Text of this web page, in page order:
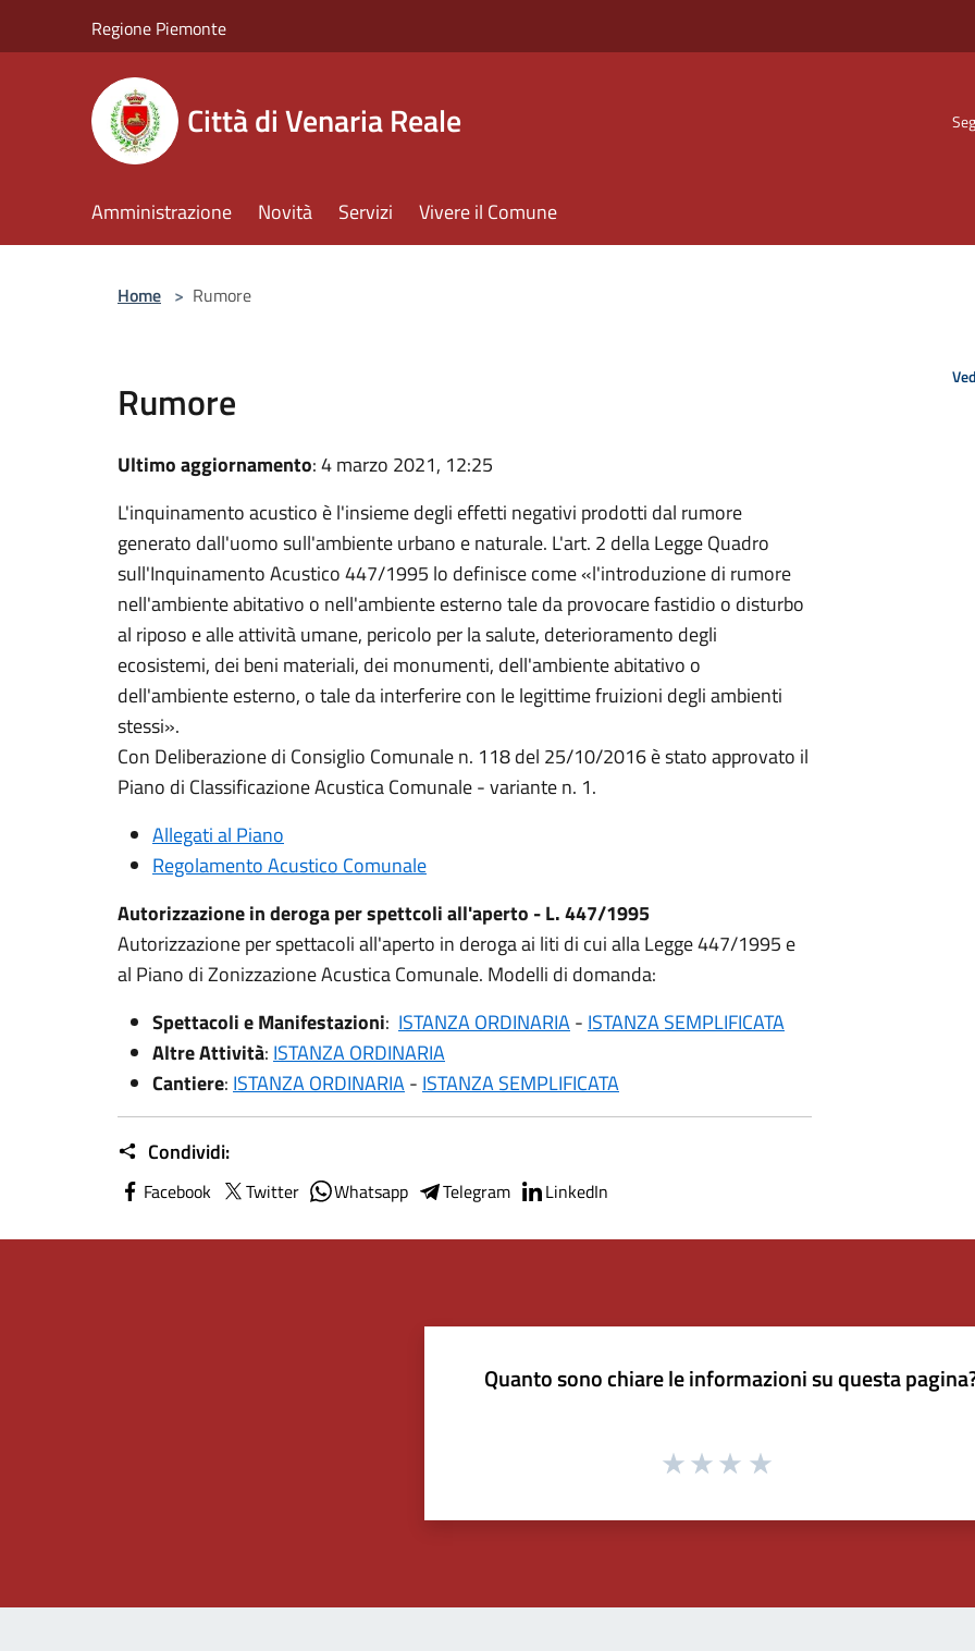
Regione Piemonte
Città di Venaria Reale
Amministrazione Novità Servizi Vivere il Comune
Home > Rumore
Rumore
Ultimo aggiornamento: 4 marzo 2021, 12:25
L'inquinamento acustico è l'insieme degli effetti negativi prodotti dal rumore
generato dall'uomo sull'ambiente urbano e naturale. L'art. 2 della Legge Quadro
sull'Inquinamento Acustico 447/1995 lo definisce come «l'introduzione di rumore
nell'ambiente abitativo o nell'ambiente esterno tale da provocare fastidio o disturbo
al riposo e alle attività umane, pericolo per la salute, deterioramento degli
ecosistemi, dei beni materiali, dei monumenti, dell'ambiente abitativo o
dell'ambiente esterno, o tale da interferire con le legittime fruizioni degli ambienti
stessi».
Con Deliberazione di Consiglio Comunale n. 118 del 25/10/2016 è stato approvato il
Piano di Classificazione Acustica Comunale - variante n. 1.
Allegati al Piano
Regolamento Acustico Comunale
Autorizzazione in deroga per spettcoli all'aperto - L. 447/1995
Autorizzazione per spettacoli all'aperto in deroga ai liti di cui alla Legge 447/1995 e
al Piano di Zonizzazione Acustica Comunale. Modelli di domanda:
Spettacoli e Manifestazioni: ISTANZA ORDINARIA- ISTANZA SEMPLIFICATA
Altre Attività: ISTANZA ORDINARIA
Cantiere: ISTANZA ORDINARIA- ISTANZA SEMPLIFICATA
Condividi:
Facebook Twitter Whatsapp Telegram LinkedIn
Quanto sono chiare le informazioni su questa